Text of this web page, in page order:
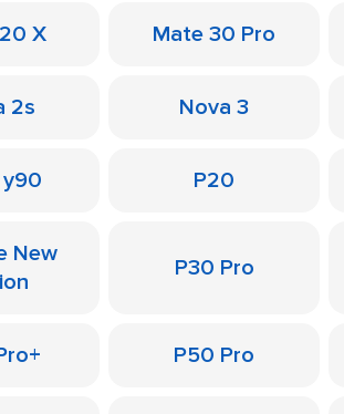
X Mate 30 Pro
2s Nova 3
P20
New
P30 Pro
P50 Pro